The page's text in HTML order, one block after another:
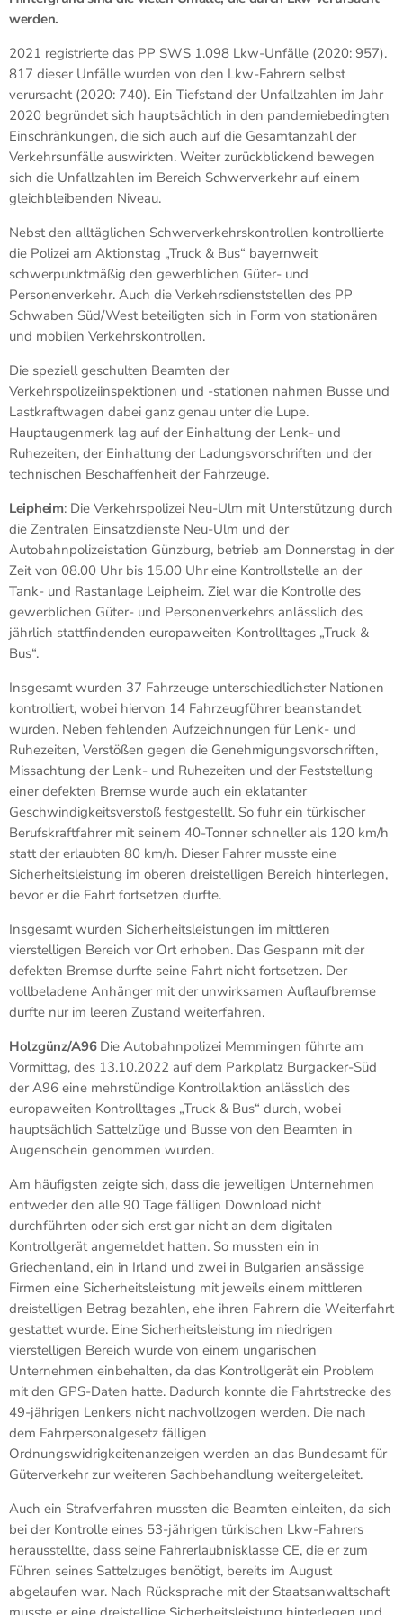
werden.
2021 registrierte das PP SWS 1.098 Lkw-Unfälle (2020: 957).
817 dieser Unfälle wurden von den Lkw-Fahrern selbst
verursacht (2020: 740). Ein Tiefstand der Unfallzahlen im Jahr
2020 begründet sich hauptsächlich in den pandemiebedingten
Einschränkungen, die sich auch auf die Gesamtanzahl der
Verkehrsunfälle auswirkten. Weiter zurückblickend bewegen
sich die Unfallzahlen im Bereich Schwerverkehr auf einem
gleichbleibenden Niveau.
Nebst den alltäglichen Schwerverkehrskontrollen kontrollierte
die Polizei am Aktionstag „Truck & Bus“ bayernweit
schwerpunktmäßig den gewerblichen Güter- und
Personenverkehr. Auch die Verkehrsdienststellen des PP
Schwaben Süd/West beteiligten sich in Form von stationären
und mobilen Verkehrskontrollen.
Die speziell geschulten Beamten der
Verkehrspolizeiinspektionen und -stationen nahmen Busse und
Lastkraftwagen dabei ganz genau unter die Lupe.
Hauptaugenmerk lag auf der Einhaltung der Lenk- und
Ruhezeiten, der Einhaltung der Ladungsvorschriften und der
technischen Beschaffenheit der Fahrzeuge.
Leipheim: Die Verkehrspolizei Neu-Ulm mit Unterstützung durch
die Zentralen Einsatzdienste Neu-Ulm und der
Autobahnpolizeistation Günzburg, betrieb am Donnerstag in der
Zeit von 08.00 Uhr bis 15.00 Uhr eine Kontrollstelle an der
Tank- und Rastanlage Leipheim. Ziel war die Kontrolle des
gewerblichen Güter- und Personenverkehrs anlässlich des
jährlich stattfindenden europaweiten Kontrolltages „Truck &
Bus“.
Insgesamt wurden 37 Fahrzeuge unterschiedlichster Nationen
kontrolliert, wobei hiervon 14 Fahrzeugführer beanstandet
wurden. Neben fehlenden Aufzeichnungen für Lenk- und
Ruhezeiten, Verstößen gegen die Genehmigungsvorschriften,
Missachtung der Lenk- und Ruhezeiten und der Feststellung
einer defekten Bremse wurde auch ein eklatanter
Geschwindigkeitsverstoß festgestellt. So fuhr ein türkischer
Berufskraftfahrer mit seinem 40-Tonner schneller als 120 km/h
statt der erlaubten 80 km/h. Dieser Fahrer musste eine
Sicherheitsleistung im oberen dreistelligen Bereich hinterlegen,
bevor er die Fahrt fortsetzen durfte.
Insgesamt wurden Sicherheitsleistungen im mittleren
vierstelligen Bereich vor Ort erhoben. Das Gespann mit der
defekten Bremse durfte seine Fahrt nicht fortsetzen. Der
vollbeladene Anhänger mit der unwirksamen Auflaufbremse
durfte nur im leeren Zustand weiterfahren.
Holzgünz/A96Die Autobahnpolizei Memmingen führte am
Vormittag, des 13.10.2022 auf dem Parkplatz Burgacker-Süd
der A96 eine mehrstündige Kontrollaktion anlässlich des
europaweiten Kontrolltages „Truck & Bus“ durch, wobei
hauptsächlich Sattelzüge und Busse von den Beamten in
Augenschein genommen wurden.
Am häufigsten zeigte sich, dass die jeweiligen Unternehmen
entweder den alle 90 Tage fälligen Download nicht
durchführten oder sich erst gar nicht an dem digitalen
Kontrollgerät angemeldet hatten. So mussten ein in
Griechenland, ein in Irland und zwei in Bulgarien ansässige
Firmen eine Sicherheitsleistung mit jeweils einem mittleren
dreistelligen Betrag bezahlen, ehe ihren Fahrern die Weiterfahrt
gestattet wurde. Eine Sicherheitsleistung im niedrigen
vierstelligen Bereich wurde von einem ungarischen
Unternehmen einbehalten, da das Kontrollgerät ein Problem
mit den GPS-Daten hatte. Dadurch konnte die Fahrtstrecke des
49-jährigen Lenkers nicht nachvollzogen werden. Die nach
dem Fahrpersonalgesetz fälligen
Ordnungswidrigkeitenanzeigen werden an das Bundesamt für
Güterverkehr zur weiteren Sachbehandlung weitergeleitet.
Auch ein Strafverfahren mussten die Beamten einleiten, da sich
bei der Kontrolle eines 53-jährigen türkischen Lkw-Fahrers
herausstellte, dass seine Fahrerlaubnisklasse CE, die er zum
Führen seines Sattelzuges benötigt, bereits im August
abgelaufen war. Nach Rücksprache mit der Staatsanwaltschaft